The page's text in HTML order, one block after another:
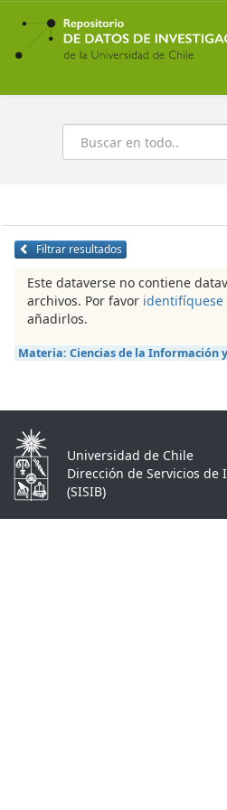
Ir
contenido
principal
Buscar
Filtrar resultados
Este dataverse no contiene
archivos. Por favor identifíquese
añadirlos.
Materia: Ciencias de la Información
Universidad de Chile
Dirección de Servicios
(SISIB)